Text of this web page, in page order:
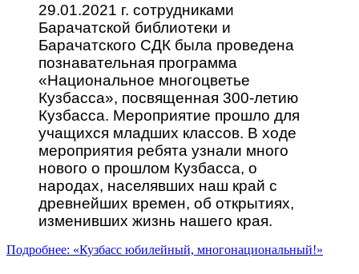
29.01.2021 г. сотрудниками
Барачатской библиотеки и
Барачатского СДК была проведена
познавательная программа
«Национальное многоцветье
Кузбасса», посвященная 300-летию
Кузбасса. Мероприятие прошло для
учащихся младших классов. В ходе
мероприятия ребята узнали много
нового о прошлом Кузбасса, о
народах, населявших наш край с
древнейших времен, об открытиях,
изменивших жизнь нашего края.
Подробнее: «Кузбасс юбилейный, многонациональный!»